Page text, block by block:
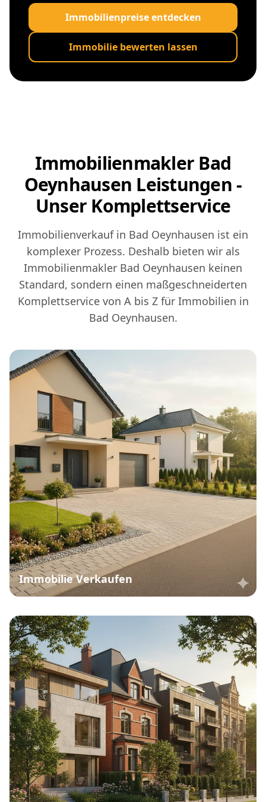
Immobilienpreise entdecken
Immobilie bewerten lassen
Immobilienmakler Bad
Oeynhausen Leistungen -
Unser Komplettservice
Immobilienverkauf in Bad Oeynhausen ist ein
komplexer Prozess. Deshalb bieten wir als
Immobilienmakler Bad Oeynhausen keinen
Standard, sondern einen maßgeschneiderten
Komplettservice von A bis Z für Immobilien in
Bad Oeynhausen.
Immobilie Verkaufen